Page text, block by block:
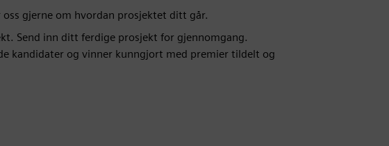
gjerne om hvordan prosjektet ditt går.
Send inn ditt ferdige prosjekt for gjennomgang.
kandidater og vinner kunngjort med premier tildelt og